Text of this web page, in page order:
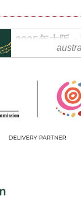
2025年大阪
トラリアワ